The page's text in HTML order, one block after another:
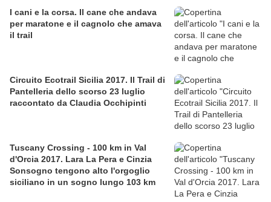
I cani e la corsa. Il cane che andava
per maratone e il cagnolo che amava
il trail
Circuito Ecotrail Sicilia 2017. Il Trail di
Pantelleria dello scorso 23 luglio
raccontato da Claudia Occhipinti
Tuscany Crossing - 100 km in Val
d'Orcia 2017. Lara La Pera e Cinzia
Sonsogno tengono alto l'orgoglio
siciliano in un sogno lungo 103 km